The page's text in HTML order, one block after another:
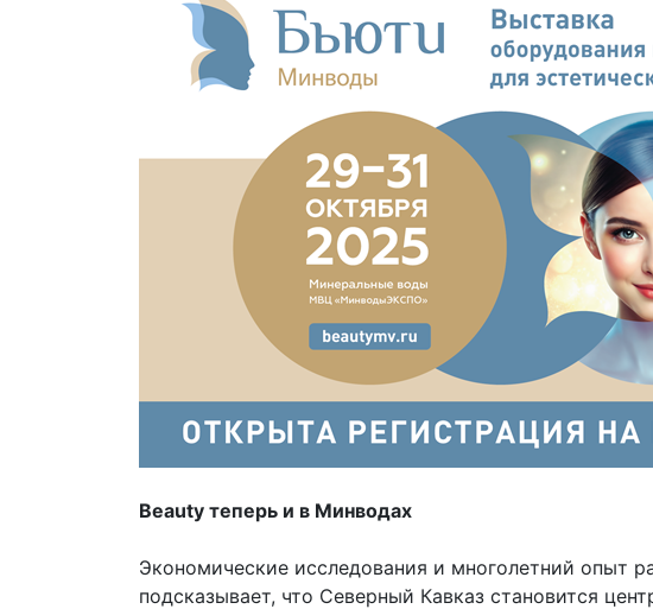
Beauty теперь и в Минводах
Экономические исследования и многолетний опыт
подсказывает, что Северный Кавказ становится